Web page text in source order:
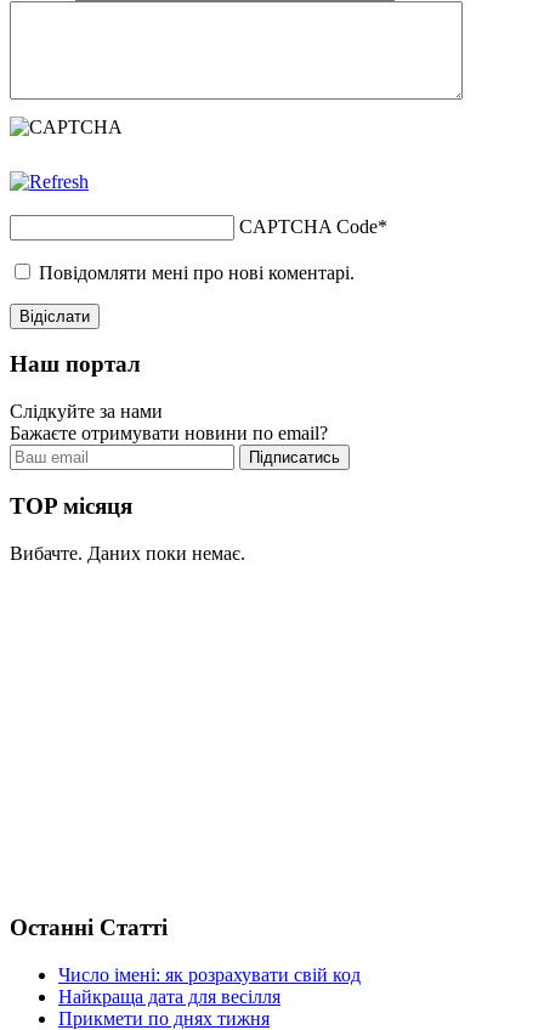
CAPTCHA Code*
Повідомляти мені про нові коментарі.
Наш портал
Слідкуйте за нами
Бажаєте отримувати новини по email?
TOP місяця
Вибачте. Даних поки немає.
Останні Статті
Число імені: як розрахувати свій код
Найкраща дата для весілля
Прикмети по днях тижня